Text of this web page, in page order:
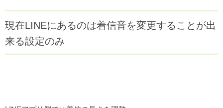
現在LINEにあるのは着信音を変更することが出
来る設定のみ